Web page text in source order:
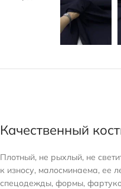
Качественный
Плотный, не рыхлый, не
к износу, малосминаема, ее
спецодежды, формы,